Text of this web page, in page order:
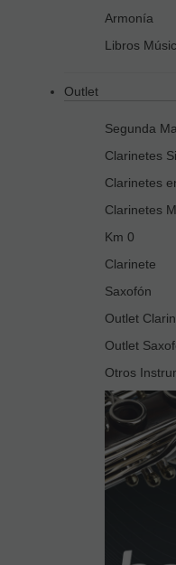
Armonía
Libros
Outlet
Segunda
Clarinetes
Clarinetes
Clarinetes
Km 0
Clarinete
Saxofón
Outlet
Outlet
Otros